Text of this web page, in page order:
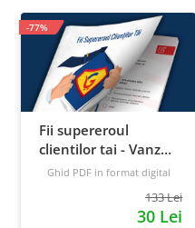
Fii supereroul
clientilor tai - Vanzari
pe pilot automat
Ghid PDF in format digital
133 Lei
30 Lei
-77%